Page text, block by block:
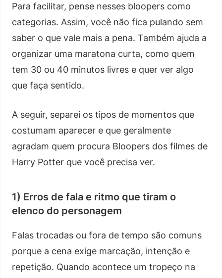
Para facilitar, pense nesses bloopers como
categorias. Assim, você não fica pulando sem
saber o que vale mais a pena. Também ajuda a
organizar uma maratona curta, como quem
tem 30 ou 40 minutos livres e quer ver algo
que faça sentido.
A seguir, separei os tipos de momentos que
costumam aparecer e que geralmente
agradam quem procura Bloopers dos filmes de
Harry Potter que você precisa ver.
1) Erros de fala e ritmo que tiram o
elenco do personagem
Falas trocadas ou fora de tempo são comuns
porque a cena exige marcação, intenção e
repetição. Quando acontece um tropeço na